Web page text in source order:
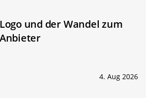
und der Wandel zum
4. Aug 2026